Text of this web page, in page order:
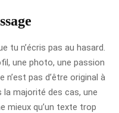
tu n’écris pas au hasard.
une photo, une passion
n’est pas d’être original à
la majorité des cas, une
mieux qu’un texte trop